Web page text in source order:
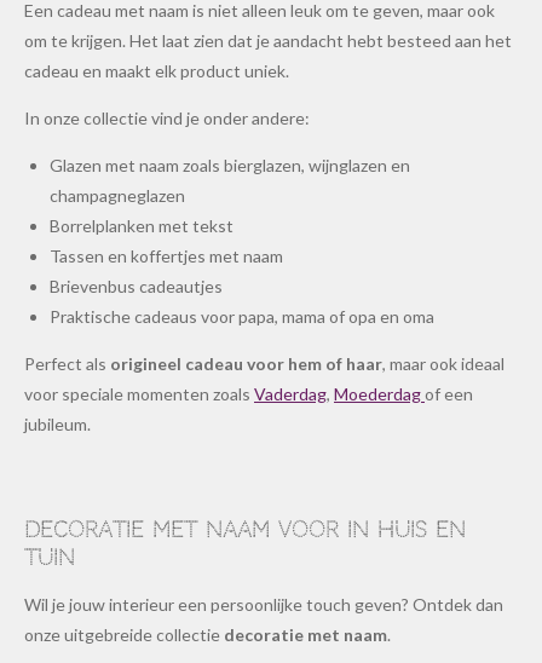
Een cadeau met naam is niet alleen leuk om te geven, maar ook
om te krijgen. Het laat zien dat je aandacht hebt besteed aan het
cadeau en maakt elk product uniek.
In onze collectie vind je onder andere:
Glazen met naam zoals bierglazen, wijnglazen en
champagneglazen
Borrelplanken met tekst
Tassen en koffertjes met naam
Brievenbus cadeautjes
Praktische cadeaus voor papa, mama of opa en oma
Perfect als origineel cadeau voor hem of haar, maar ook ideaal
voor speciale momenten zoals Vaderdag, Moederdagof een
jubileum.
Decoratie met naam voor in huis en
tuin
Wil je jouw interieur een persoonlijke touch geven? Ontdek dan
onze uitgebreide collectie decoratie met naam.